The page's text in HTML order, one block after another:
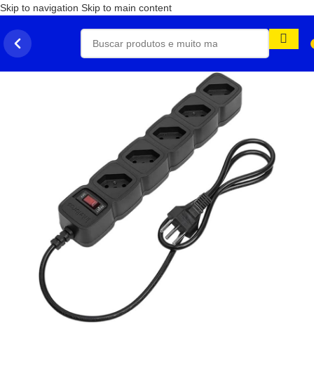
Skip to navigation Skip to main content